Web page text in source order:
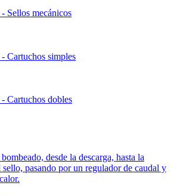
Sellos mecánicos
Cartuchos simples
Cartuchos dobles
desde la descarga, hasta la
pasando por un regulador de caudal y